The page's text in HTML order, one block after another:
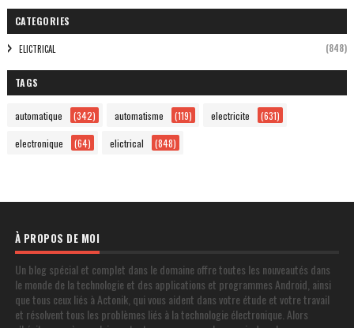
CATEGORIES
ELICTRICAL (848)
TAGS
automatique (342) automatisme (119) electricite (631)
electronique (64) elictrical (848)
À PROPOS DE MOI
Un blog spécial et complet dans le domaine offre toutes les nouveautés dans
le monde de la technologie et des applications et programmes Android, ainsi
que tous ceux liés à Actonik, qui vous aident dans votre étude et votre travail
et résolvent tous les problèmes liés à la technologie électronique. Alors